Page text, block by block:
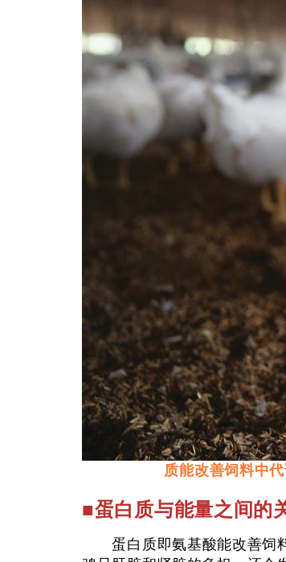
质能改善饲料中
■蛋白质与能量之间的
蛋白质即氨基酸能改善饲料